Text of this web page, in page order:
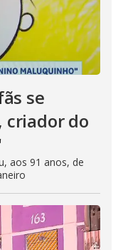
se
criador do
aos 91 anos, de